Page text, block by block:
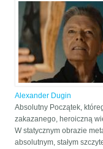
Alexander Dugin
Absolutny Początek,
zakazanego, heroiczną
W statycznym obrazie
absolutnym, stałym